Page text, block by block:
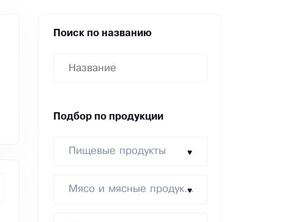
Поиск по названию
Подбор по продукции
Пищевые продукты
Мясо и мясные продукты